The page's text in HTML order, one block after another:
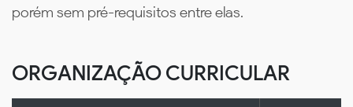
porém sem pré-requisitos entre elas.
ORGANIZAÇÃO CURRICULAR